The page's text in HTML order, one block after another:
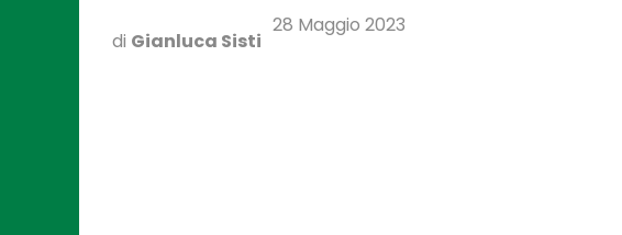
di Gianluca Sisti
28 Maggio 2023